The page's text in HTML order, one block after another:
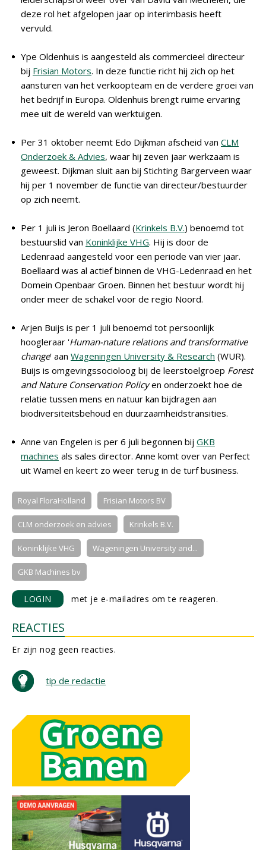
deze rol het afgelopen jaar op interimbasis heeft
vervuld.
Ype Oldenhuis is aangesteld als commercieel directeur
bij Frisian Motors. In deze functie richt hij zich op het
aansturen van het verkoopteam en de verdere groei van
het bedrijf in Europa. Oldenhuis brengt ruime ervaring
mee uit de wereld van werktuigen.
Per 31 oktober neemt Edo Dijkman afscheid van CLM
Onderzoek & Advies, waar hij zeven jaar werkzaam is
geweest. Dijkman sluit aan bij Stichting Bargerveen waar
hij per 1 november de functie van directeur/bestuurder
op zich neemt.
Per 1 juli is Jeron Boellaard (Krinkels B.V.) benoemd tot
bestuurslid van Koninklijke VHG. Hij is door de
Ledenraad aangesteld voor een periode van vier jaar.
Boellaard was al actief binnen de VHG-Ledenraad en het
Domein Openbaar Groen. Binnen het bestuur wordt hij
onder meer de schakel voor de regio Noord.
Arjen Buijs is per 1 juli benoemd tot persoonlijk
hoogleraar 'Human-nature relations and transformative
change' aan Wageningen University & Research (WUR).
Buijs is omgevingssocioloog bij de leerstoelgroep Forest
and Nature Conservation Policyen onderzoekt hoe de
relatie tussen mens en natuur kan bijdragen aan
biodiversiteitsbehoud en duurzaamheidstransities.
Anne van Engelen is per 6 juli begonnen bij GKB
machines als sales director. Anne komt over van Perfect
uit Wamel en keert zo weer terug in de turf business.
Royal FloraHolland Frisian Motors BV
CLM onderzoek en advies Krinkels B.V.
Koninklijke VHG Wageningen University and...
GKB Machines bv
LOGIN met je e-mailadres om te reageren.
REACTIES
Er zijn nog geen reacties.
tip de redactie